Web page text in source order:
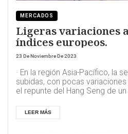
MERCADOS
Ligeras variaciones
índices europeos.
23 De Noviembre De 2023
· En la región Asia-Pacífico, la
subidas, con pocas
el repunte del Hang Seng de un
LEER MÁS